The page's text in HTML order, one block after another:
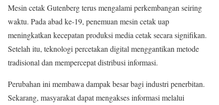
Mesin cetak Gutenberg terus mengalami perkembangan seiring
waktu. Pada abad ke-19, penemuan mesin cetak uap
meningkatkan kecepatan produksi media cetak secara signifikan.
Setelah itu, teknologi percetakan digital menggantikan metode
tradisional dan mempercepat distribusi informasi.
Perubahan ini membawa dampak besar bagi industri penerbitan.
Sekarang, masyarakat dapat mengakses informasi melalui